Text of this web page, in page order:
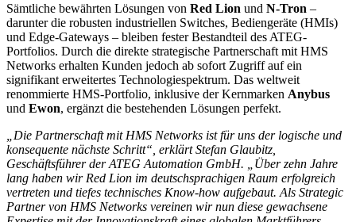
Sämtliche bewährten Lösungen von Red Lion und N-Tron –
darunter die robusten industriellen Switches, Bediengeräte (HMIs)
und Edge-Gateways – bleiben fester Bestandteil des ATEG-
Portfolios. Durch die direkte strategische Partnerschaft mit HMS
Networks erhalten Kunden jedoch ab sofort Zugriff auf ein
signifikant erweitertes Technologiespektrum. Das weltweit
renommierte HMS-Portfolio, inklusive der Kernmarken Anybus
und Ewon, ergänzt die bestehenden Lösungen perfekt.
„Die Partnerschaft mit HMS Networks ist für uns der logische und
konsequente nächste Schritt“, erklärt Stefan Glaubitz,
Geschäftsführer der ATEG Automation GmbH. „Über zehn Jahre
lang haben wir Red Lion im deutschsprachigen Raum erfolgreich
vertreten und tiefes technisches Know-how aufgebaut. Als Strategic
Partner von HMS Networks vereinen wir nun diese gewachsene